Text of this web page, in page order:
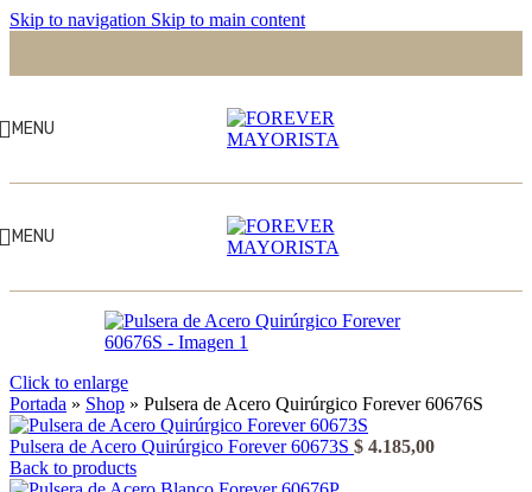
Skip to navigation Skip to main content
MENU
MENU
Click to enlarge
Portada » Shop » Pulsera de Acero Quirúrgico Forever 60676S
Pulsera de Acero Quirúrgico Forever 60673S $ 4.185,00
Back to products